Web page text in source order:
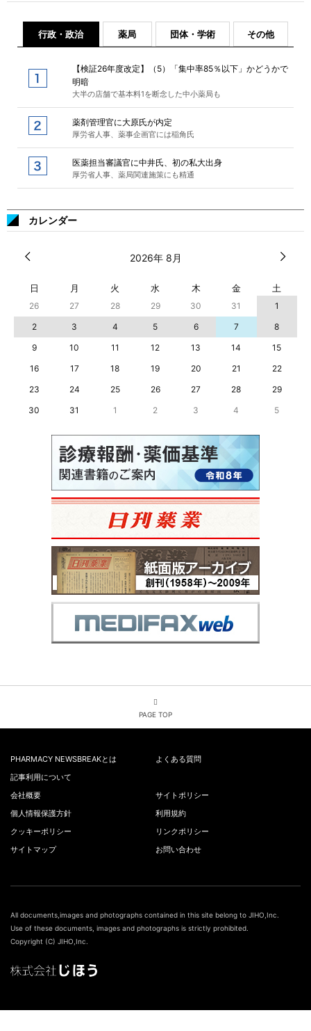
行政・政治 薬局 団体・学術 その他
【検証26年度改定】（5）「集中率85％以下」かどうかで
明暗
大半の店舗で基本料1を断念した中小薬局も
薬剤管理官に大原氏が内定
厚労省人事、薬事企画官には稲角氏
医薬担当審議官に中井氏、初の私大出身
厚労省人事、薬局関連施策にも精通
カレンダー
2026年 8月
日 月 火 水 木 金 土
26 27 28 29 30 31
1
2
3 4 5 6 7
8
9
10 11 12 13 14
15
16
17 18 19 20 21
22
23
24 25 26 27 28
29
30
31 1 2 3 4 5
PAGE TOP
PHARMACY NEWSBREAKとは
よくある質問
記事利用について
会社概要
サイトポリシー
個人情報保護方針
利用規約
クッキーポリシー
リンクポリシー
サイトマップ
お問い合わせ
All documents,images and photographs contained in this site belong to JIHO,Inc.
Use of these documents, images and photographs is strictly prohibited.
Copyright (C) JIHO,Inc.